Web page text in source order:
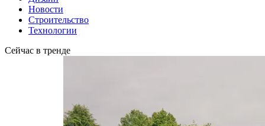
Новости
Строительство
Технологии
Сейчас в тренде